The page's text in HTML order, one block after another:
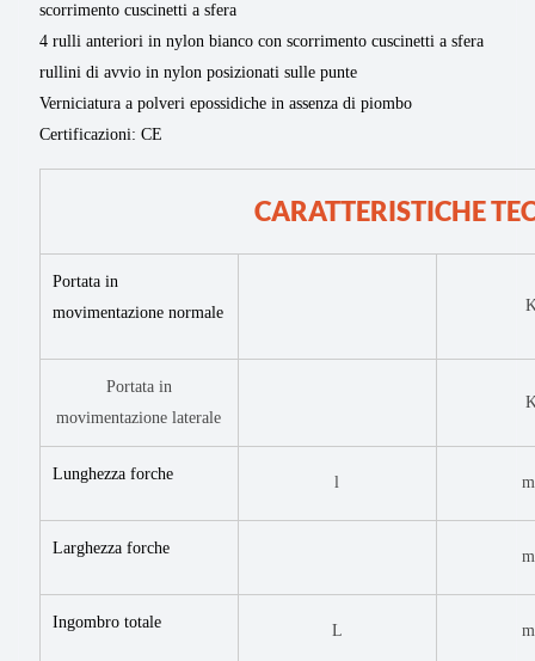
scorrimento cuscinetti a sfera
4 rulli anteriori in nylon bianco con scorrimento cuscinetti a sfera
rullini di avvio in nylon posizionati sulle punte
Verniciatura a polveri epossidiche in assenza di piombo
Certificazioni: CE
CARATTERISTICHE
Portata in
movimentazione normale
Portata in
movimentazionelaterale
Lunghezza forche l
Larghezza forche
Ingombro totale L